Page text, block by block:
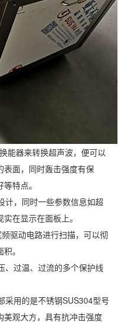
能器来转换超声波，便可以
表面，同时轰击强度有保
特点。
计，同时一些参数信息如超
在显示在面板上。
驱动电路进行扫描，可以彻
。
、过温、过流的多个保护线
采用的是不锈钢SUS304型号
观大方，具有抗冲击强度